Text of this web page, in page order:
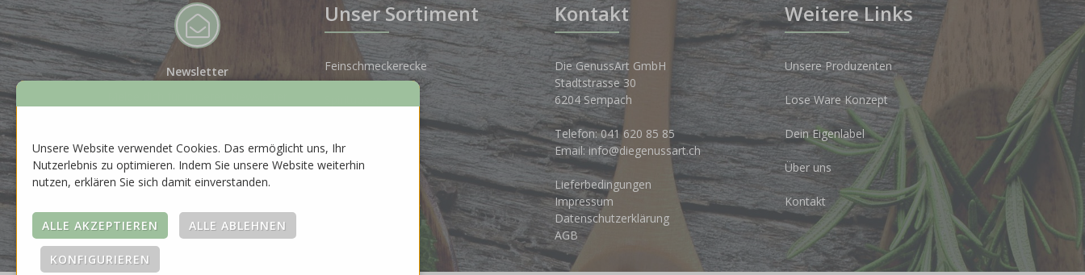
Newsletter
ZUR ANMELDUNG
Unser Sortiment
Feinschmeckerecke
Neuheiten
Kontakt
Die GenussArt GmbH
Stadtstrasse 30
6204 Sempach
Telefon:041 620 85 85
Email: info@diegenussart.ch
Lieferbedingungen
Impressum
Datenschutzerklärung
AGB
Weitere Links
Unsere Produzenten
Lose Ware Konzept
Dein Eigenlabel
Über uns
Kontakt
Unsere Website verwendet Cookies. Das ermöglicht uns, Ihr
Nutzerlebnis zu optimieren. Indem Sie unsere Website weiterhin
nutzen, erklären Sie sich damit einverstanden.